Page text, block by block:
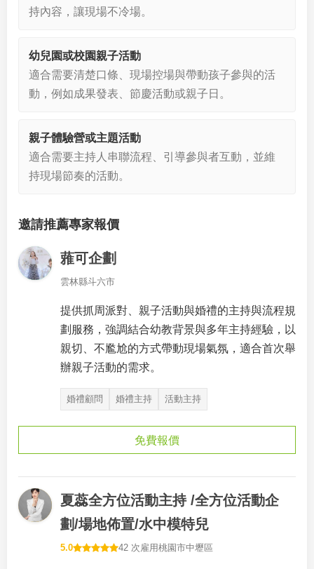
持內容，讓現場不冷場。
幼兒園或校園親子活動
適合需要清楚口條、現場控場與帶動孩子參與的活
動，例如成果發表、節慶活動或親子日。
親子體驗營或主題活動
適合需要主持人串聯流程、引導參與者互動，並維
持現場節奏的活動。
邀請推薦專家報價
蕥可企劃
雲林縣斗六市
提供抓周派對、親子活動與婚禮的主持與流程規
劃服務，強調結合幼教背景與多年主持經驗，以
親切、不尷尬的方式帶動現場氣氛，適合首次舉
辦親子活動的需求。
婚禮顧問 婚禮主持 活動主持
免費報價
夏蕊全方位活動主持 /全方位活動企
劃/場地佈置/水中模特兒
5.0 42 次雇用桃園市中壢區